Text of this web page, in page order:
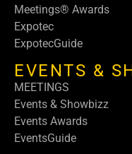
Meetings® Awards
Expotec
ExpotecGuide
EVENTS &
MEETINGS
Events & Showbizz
Events Awards
EventsGuide